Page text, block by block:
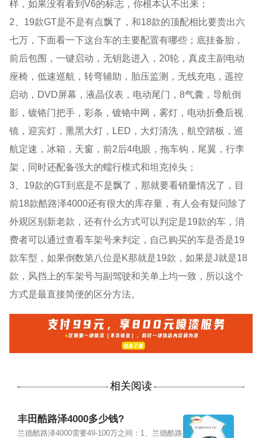
样，如果没有看到V6的标志，你根本认不出来；
2、19款GT是不是有点飘了，和18款的顶配相比要贵出六
七万，下面看一下这台车的主要配置有哪些；底挂备胎，
前后包围，一键启动，无钥匙进入，20轮，真皮主副电动
座椅，低速巡航，转弯辅助，胎压监测，无线充电，遥控
启动，DVD屏幕，液晶仪表，电动尾门，8气囊，导航倒
影，镀铬门把手，彩条，镀铬中网，雾灯，电动折叠后视
镜，迎宾灯，熏黑大灯，LED，大灯清洗，航空踏板，巡
航定速，冰箱，天窗，前2后4电眼，拖车钩，尾翼，行李
架，同时还配备强大的蠕行模式和坦克掉头；
3、19款的GT到底是不是飘了，那就要看销量情况了，目
前18款酷路泽4000还有很大的库存量，有人会有疑问除了
外观区别新老款，还有什么方式可以判定是19款的车，消
费者可以通过查看车架号来判定，自己购买的车是否是19
款车型，如果倒数第八位是K那就是19款，如果是J就是18
款，风挡上的车架号与副驾驶和关单上均一致，所以这个
方式是最直接简便的区分方法。
相关阅读
丰田酷路泽4000多少钱?
兰德酷路泽4000需要49-100万之间：1、兰德酷路